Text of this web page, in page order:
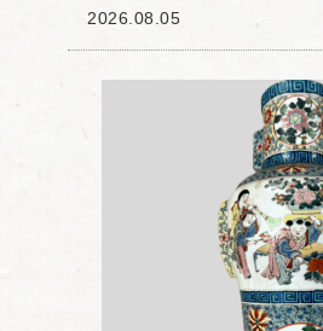
に、龍の姿や霊芝雲文（れ
2026.08.05